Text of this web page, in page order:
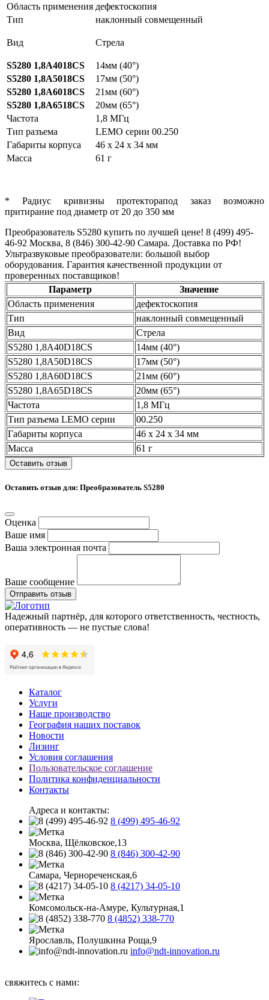
Область применения дефектоскопия
Тип
наклонный совмещенный
Вид Стрела
S5280 1,8A4018CS
14мм (40°)
S5280 1,8A5018CS
17мм (50°)
S5280 1,8A6018CS
21мм (60°)
S5280 1,8A6518CS
20мм (65°)
Частота
1,8 МГц
Тип разъема
LEMO серии 00.250
Габариты корпуса
46 х 24 х 34 мм
Масса
61 г
* Радиус кривизны протекторапод заказ возможно
притирание под диаметр от 20 до 350 мм
Преобразователь S5280 купить по лучшей цене! 8 (499) 495-
46-92 Москва, 8 (846) 300-42-90 Самара. Доставка по РФ!
Ультразвуковые преобразователи: большой выбор
оборудования. Гарантия качественной продукции от
проверенных поставщиков!
Параметр
Значение
Область применения
дефектоскопия
Тип
наклонный совмещенный
Вид
Стрела
S5280 1,8A40D18CS
14мм (40°)
S5280 1,8A50D18CS
17мм (50°)
S5280 1,8A60D18CS
21мм (60°)
S5280 1,8A65D18CS
20мм (65°)
Частота
1,8 МГц
Тип разъема LEMO серии
00.250
Габариты корпуса
46 х 24 х 34 мм
Масса
61 г
Оставить отзыв
Оставить отзыв для: Преобразователь S5280
Оценка
Ваше имя
Ваша электронная почта
Ваше сообщение
Отправить отзыв
Надежный партнёр, для которого ответственность, честность,
оперативность — не пустые слова!
Каталог
Услуги
Наше производство
География наших поставок
Новости
Лизинг
Условия соглашения
Пользовательское соглашение
Политика конфиденциальности
Контакты
Адреса и контакты:
8 (499) 495-46-92
Москва, Щёлковское,13
8 (846) 300-42-90
Самара, Чернореченская,6
8 (4217) 34-05-10
Комсомольск-на-Амуре, Культурная,1
8 (4852) 338-770
Ярославль, Полушкина Роща,9
info@ndt-innovation.ru
свяжитесь с нами: